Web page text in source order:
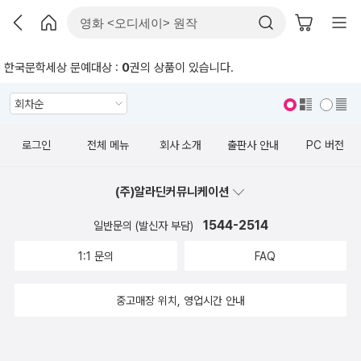
한국문학세상 문예대상 : 0권의 상품이 있습니다.
로그인 전체 메뉴 회사 소개 출판사 안내 PC 버전
(주)알라딘커뮤니케이션
일반문의 (발신자 부담) 1544-2514
1:1 문의 FAQ
중고매장 위치, 영업시간 안내